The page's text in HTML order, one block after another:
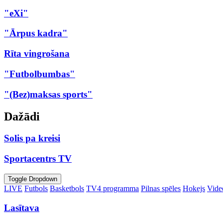
"eXi"
"Ārpus kadra"
Rīta vingrošana
"Futbolbumbas"
"(Bez)maksas sports"
Dažādi
Solis pa kreisi
Sportacentrs TV
Toggle Dropdown
LIVE Futbols Basketbols TV4 programma Pilnas spēles Hokejs
Lasītava